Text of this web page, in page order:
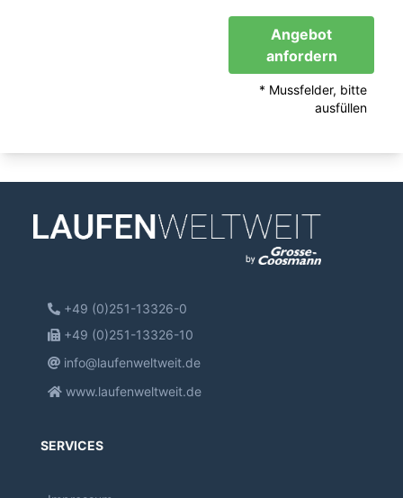
Angebot
anfordern
* Mussfelder, bitte
ausfüllen
+49 (0)251-13326-0
+49 (0)251-13326-10
info@laufenweltweit.de
www.laufenweltweit.de
SERVICES